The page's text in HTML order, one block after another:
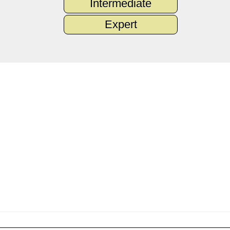
Intermediate
Expert